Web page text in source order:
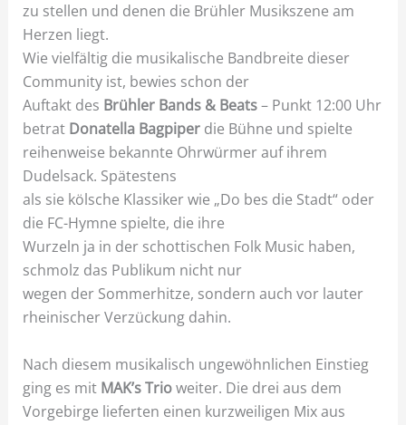
zu stellen und denen die Brühler Musikszene am
Herzen liegt.
Wie vielfältig die musikalische Bandbreite dieser
Community ist, bewies schon der
Auftakt des Brühler Bands & Beats– Punkt 12:00 Uhr
betrat Donatella Bagpiperdie Bühne und spielte
reihenweise bekannte Ohrwürmer auf ihrem
Dudelsack. Spätestens
als sie kölsche Klassiker wie „Do bes die Stadt“ oder
die FC-Hymne spielte, die ihre
Wurzeln ja in der schottischen Folk Music haben,
schmolz das Publikum nicht nur
wegen der Sommerhitze, sondern auch vor lauter
rheinischer Verzückung dahin.
Nach diesem musikalisch ungewöhnlichen Einstieg
ging es mit MAK’s Trioweiter. Die drei aus dem
Vorgebirge lieferten einen kurzweiligen Mix aus